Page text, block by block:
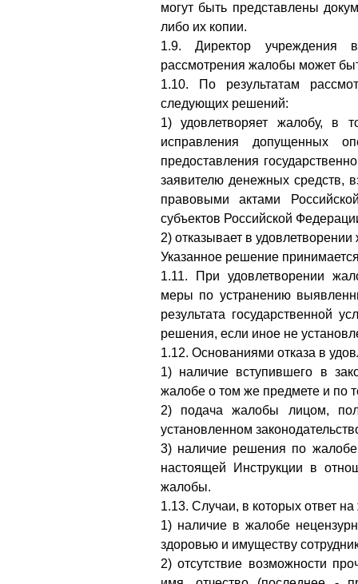
могут быть представлены
либо их копии.
1.9. Директор учреждения
рассмотрения жалобы может
1.10. По результатам
следующих решений:
1) удовлетворяет жалобу, в
исправления допущенных
предоставления
заявителю денежных средств,
правовыми актами
субъектов Российской
2) отказывает в
Указанное решение
1.11. При удовлетворении
меры по устранению
результата государственной
решения, если иное не
1.12. Основаниями отказа в
1) наличие вступившего в
жалобе о том же предмете и по
2) подача жалобы лицом,
установленном
3) наличие решения по
настоящей Инструкции в
жалобы.
1.13. Случаи, в которых ответ
1) наличие в жалобе
здоровью и имуществу
2) отсутствие возможности